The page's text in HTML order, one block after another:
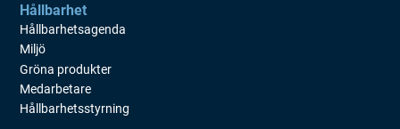
Hållbarhet
Hållbarhetsagenda
Miljö
Gröna produkter
Medarbetare
Hållbarhetsstyrning